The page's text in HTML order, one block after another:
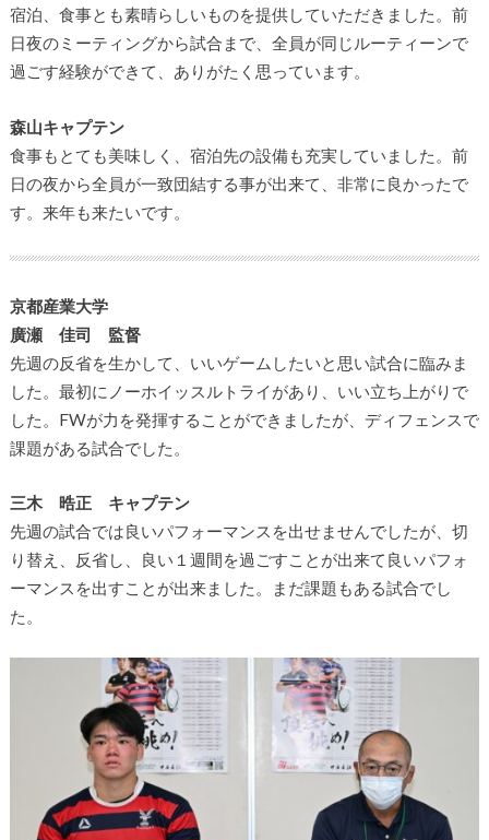
宿泊、食事とも素晴らしいものを提供していただきました。前
日夜のミーティングから試合まで、全員が同じルーティーンで
過ごす経験ができて、ありがたく思っています。
森山キャプテン
食事もとても美味しく、宿泊先の設備も充実していました。前
日の夜から全員が一致団結する事が出来て、非常に良かったで
す。来年も来たいです。
京都産業大学
廣瀬 佳司 監督
先週の反省を生かして、いいゲームしたいと思い試合に臨みま
した。最初にノーホイッスルトライがあり、いい立ち上がりで
した。 FWが力を発揮することができましたが、ディフェンスで
課題がある試合でした。
三木 晧正 キャプテン
先週の試合では良いパフォーマンスを出せませんでしたが、切
り替え、反省し、良い１週間を過ごすことが出来て良いパフォ
ーマンスを出すことが出来ました。まだ課題もある試合でし
た。